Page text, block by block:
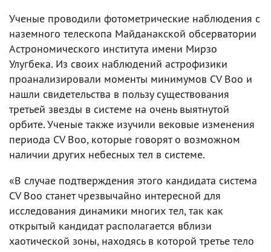
Ученые проводили фотометрические наблюдения с
наземного телескопа Майданакской обсерватории
Астрономического института имени Мирзо
Улугбека. Из своих наблюдений астрофизики
проанализировали моменты минимумов CV Boo и
нашли свидетельства в пользу существования
третьей звезды в системе на очень выятнутой
орбите. Ученые также изучили вековые изменения
периода CV Boo, которые говорят о возможном
наличии других небесных тел в системе.
«В случае подтверждения этого кандидата система
CV Boo станет чрезвычайно интересной для
исследования динамики многих тел, так как
открытый кандидат располагается вблизи
хаотической зоны, находясь в которой третье тело